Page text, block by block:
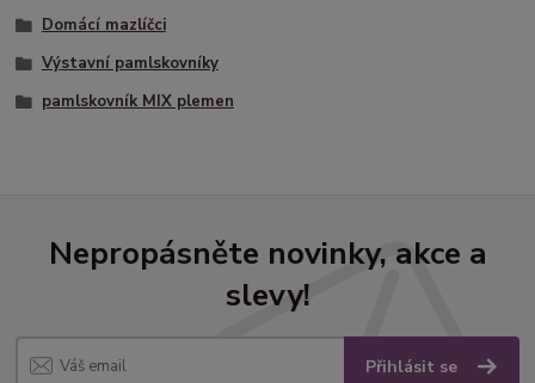
Domácí mazlíčci
Výstavní pamlskovníky
pamlskovník MIX plemen
Nepropásněte novinky, akce a
slevy!
Přihlásit se